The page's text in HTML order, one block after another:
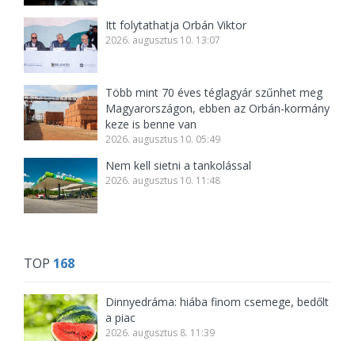
Itt folytathatja Orbán Viktor
2026. augusztus 10. 13:07
Több mint 70 éves téglagyár szűnhet meg
Magyarországon, ebben az Orbán-kormány
keze is benne van
2026. augusztus 10. 05:49
Nem kell sietni a tankolással
2026. augusztus 10. 11:48
TOP 168
Dinnyedráma: hiába finom csemege, bedőlt
a piac
2026. augusztus 8. 11:39